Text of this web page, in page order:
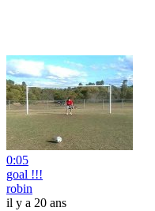
0:05
goal !!!
robin
il y a 20 ans